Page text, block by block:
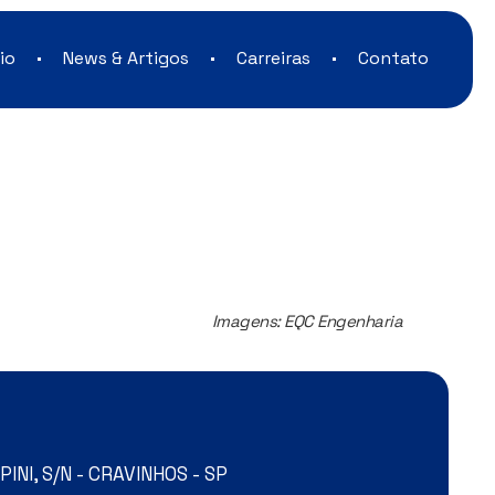
News & Artigos Carreiras Contato
Imagens: EQC Engenharia
S/N - CRAVINHOS - SP